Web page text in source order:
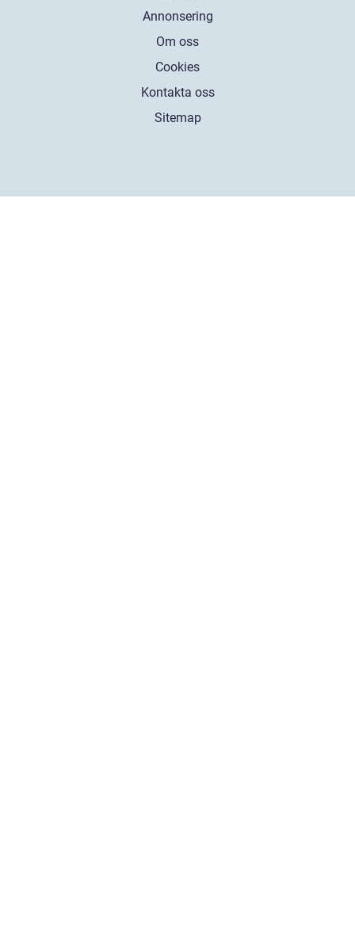
Annonsering
Om oss
Cookies
Kontakta oss
Sitemap